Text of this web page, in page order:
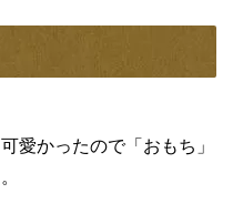
愛かったので「おもち」